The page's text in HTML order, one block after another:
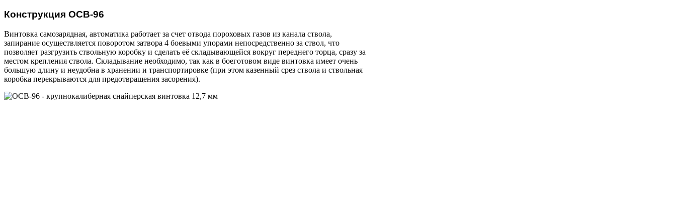
Конструкция ОСВ-96
Винтовка самозарядная, автоматика работает за счет отвода пороховых газов из канала ствола,
запирание осуществляется поворотом затвора 4 боевыми упорами непосредственно за ствол, что
позволяет разгрузить ствольную коробку и сделать её складывающейся вокруг переднего торца, сразу за
местом крепления ствола. Складывание необходимо, так как в боеготовом виде винтовка имеет очень
большую длину и неудобна в хранении и транспортировке (при этом казенный срез ствола и ствольная
коробка перекрываются для предотвращения засорения).